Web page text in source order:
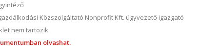
Közszolgáltató Nonprofit Kft. ügyvezető igazgató
nem tartozik
olvashat.